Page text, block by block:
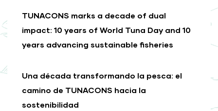
TUNACONS marks a decade of dual
impact: 10 years of World Tuna Day and 10
years advancing sustainable fisheries
Una década transformando la pesca: el
camino de TUNACONS hacia la
sostenibilidad